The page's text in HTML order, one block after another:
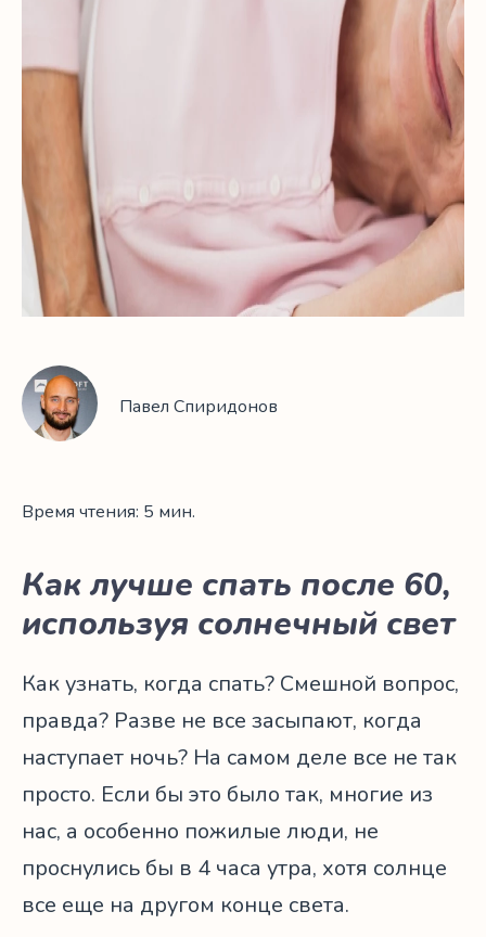
Павел Спиридонов
Время чтения: 5 мин.
Как лучше спать после 60,
используя солнечный свет
Как узнать, когда спать? Смешной вопрос,
правда? Разве не все засыпают, когда
наступает ночь? На самом деле все не так
просто. Если бы это было так, многие из
нас, а особенно пожилые люди, не
проснулись бы в 4 часа утра, хотя солнце
все еще на другом конце света.